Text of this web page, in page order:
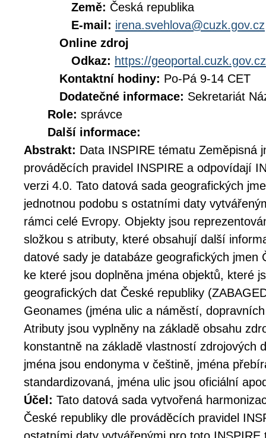
Země: Česká republika
E-mail: irena.svehlova@cuzk.gov.cz
Online zdroj
Odkaz: https://geoportal.cuzk.gov.cz
Kontaktní hodiny: Po-Pá 9-14 CET
Dodatečné informace: Sekretariát
Role: správce
Další informace:
Abstrakt: Data INSPIRE tématu Zeměpisná
prováděcích pravidel INSPIRE a odpovídají
verzi 4.0. Tato datová sada geografických
jednotnou podobu s ostatními daty
rámci celé Evropy. Objekty jsou
složkou s atributy, které obsahují další
datové sady je databáze geografických jmen
ke které jsou doplněna jména objektů, které
geografických dat České republiky
Geonames (jména ulic a náměstí,
Atributy jsou vyplněny na základě obsahu
konstantně na základě vlastností zdrojových
jména jsou endonyma v češtině, jména
standardizovaná, jména ulic jsou oficiální
Účel: Tato datová sada vytvořená
České republiky dle prováděcích pravidel